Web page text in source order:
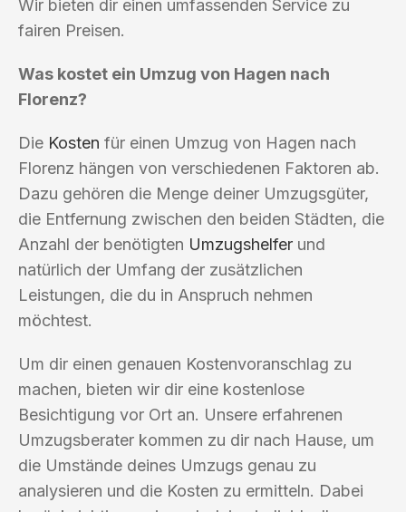
Wir bieten dir einen umfassenden Service zu
fairen Preisen.
Was kostet ein Umzug von Hagen nach
Florenz?
Die Kosten für einen Umzug von Hagen nach
Florenz hängen von verschiedenen Faktoren ab.
Dazu gehören die Menge deiner Umzugsgüter,
die Entfernung zwischen den beiden Städten, die
Anzahl der benötigten Umzugshelfer und
natürlich der Umfang der zusätzlichen
Leistungen, die du in Anspruch nehmen
möchtest.
Um dir einen genauen Kostenvoranschlag zu
machen, bieten wir dir eine kostenlose
Besichtigung vor Ort an. Unsere erfahrenen
Umzugsberater kommen zu dir nach Hause, um
die Umstände deines Umzugs genau zu
analysieren und die Kosten zu ermitteln. Dabei